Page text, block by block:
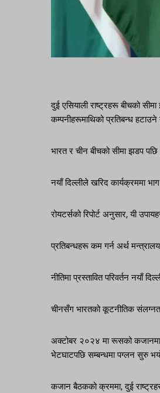
दुई एसियाली राष्ट्रहरू बीचको
कम्पनीहरूमाथिको प्रतिबन्ध हटाउने
भारत र चीन बीचको सीमा झडप पछि
नयाँ दिल्लीले खरिद कार्यक्रममा
रोयटर्सको रिपोर्ट अनुसार, यी
प्रतिबन्धहरू कम गर्न अर्थ
नीतिमा प्रस्तावित परिवर्तन नयाँ
चीनसँग भारतको कूटनीतिक
अक्टोबर २०२४ मा रूसको कजानमा
भेटघाटपछि सम्बन्धमा पग्लन सुरु
कजान बैठकको क्रममा, दुई